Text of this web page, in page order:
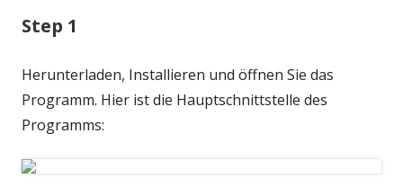
Step 1
Herunterladen, Installieren und öffnen Sie das
Programm. Hier ist die Hauptschnittstelle des
Programms: